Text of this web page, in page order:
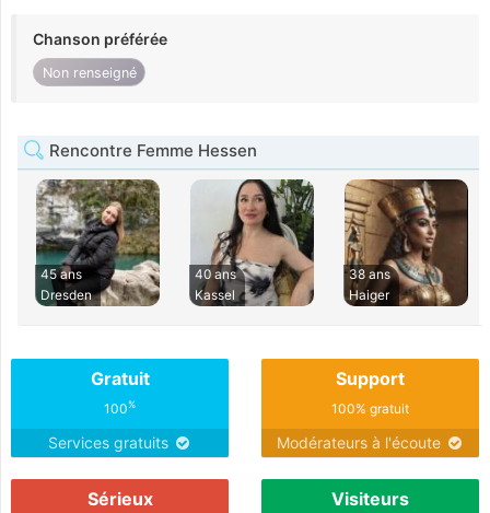
Chanson préférée
Non renseigné
Rencontre Femme Hessen
45 ans
Dresden
40 ans
Kassel
38 ans
Haiger
Gratuit
100%
Services gratuits
Support
100% gratuit
Modérateurs à l'écoute
Sérieux Visiteurs